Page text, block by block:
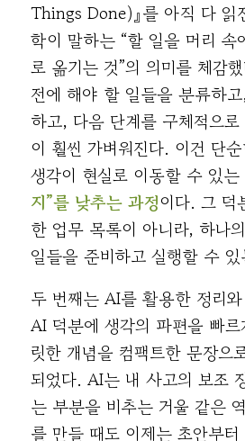
Things Done)』를 아직 다 읽
학이 말하는 “할 일을 머리 속
로 옮기는 것”의 의미를 체감
전에 해야 할 일들을 분류하
하고, 다음 단계를 구체적으
이 훨씬 가벼워진다. 이건 단
생각이 현실로 이동할 수 있는
지”를 낮추는 과정이다. 그 덕
한 업무 목록이 아니라, 하나
일들을 준비하고 실행할 수
두 번째는 AI를 활용한 정리
AI 덕분에 생각의 파편을 빠
릿한 개념을 컴팩트한 문장으
되었다. AI는 내 사고의 보조
는 부분을 비추는 거울 같은
를 만들 때도 이제는 초안부